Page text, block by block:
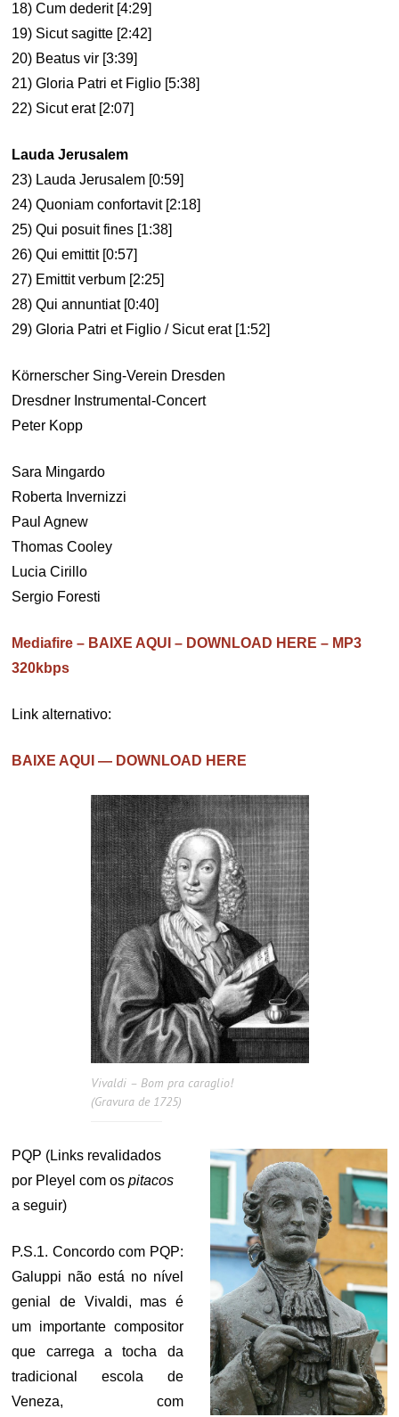
18) Cum dederit [4:29]
19) Sicut sagitte [2:42]
20) Beatus vir [3:39]
21) Gloria Patri et Figlio [5:38]
22) Sicut erat [2:07]
Lauda Jerusalem
23) Lauda Jerusalem [0:59]
24) Quoniam confortavit [2:18]
25) Qui posuit fines [1:38]
26) Qui emittit [0:57]
27) Emittit verbum [2:25]
28) Qui annuntiat [0:40]
29) Gloria Patri et Figlio / Sicut erat [1:52]
Körnerscher Sing-Verein Dresden
Dresdner Instrumental-Concert
Peter Kopp
Sara Mingardo
Roberta Invernizzi
Paul Agnew
Thomas Cooley
Lucia Cirillo
Sergio Foresti
Mediafire – BAIXE AQUI – DOWNLOAD HERE – MP3
320kbps
Link alternativo:
BAIXE AQUI — DOWNLOAD HERE
Vivaldi – Bom pra caraglio!
(Gravura de 1725)
PQP (Links revalidados
por Pleyel com ospitacos
a seguir)
P.S.1. Concordo com PQP:
Galuppi não está no nível
genial de Vivaldi, mas é
um importante compositor
que carrega a tocha da
tradicional escola de
Veneza, com